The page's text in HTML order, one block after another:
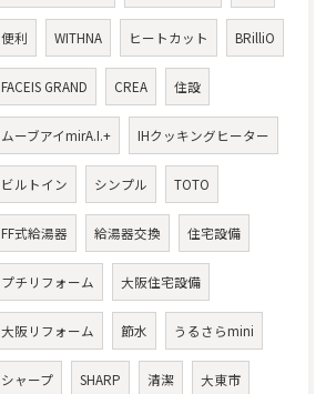
便利 WITHNA ヒートカット BRilliO
FACEIS GRAND CREA 住設
ムーブアイmirA.I.+ IHクッキングヒーター
ビルトイン シンプル TOTO
FF式給湯器 給湯器交換 住宅設備
プチリフォーム 大阪住宅設備
大阪リフォーム 節水 うるさらmini
シャープ SHARP 清潔 大東市